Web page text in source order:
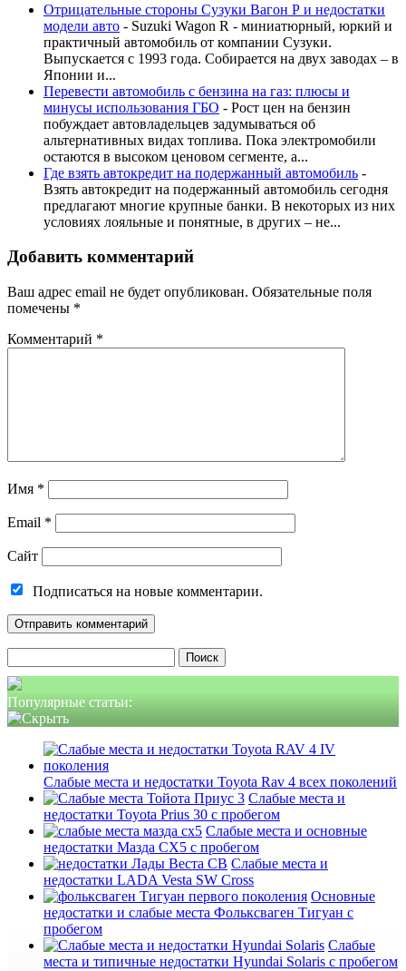
Отрицательные стороны Сузуки Вагон Р и недостатки
модели авто - Suzuki Wagon R - миниатюрный, юркий и
практичный автомобиль от компании Сузуки.
Выпускается с 1993 года. Собирается на двух заводах – в
Японии и...
Перевести автомобиль с бензина на газ: плюсы и
минусы использования ГБО - Рост цен на бензин
побуждает автовладельцев задумываться об
альтернативных видах топлива. Пока электромобили
остаются в высоком ценовом сегменте, а...
Где взять автокредит на подержанный автомобиль -
Взять автокредит на подержанный автомобиль сегодня
предлагают многие крупные банки. В некоторых из них
условиях лояльные и понятные, в других – не...
Добавить комментарий
Ваш адрес email не будет опубликован. Обязательные поля
помечены *
Комментарий *
Имя *
Email *
Сайт
Подписаться на новые комментарии.
Популярные статьи:
Слабые места и недостатки Toyota Rav 4 всех поколений
Слабые места и
недостатки Toyota Prius 30 с пробегом
Слабые места и основные
недостатки Мазда СХ5 с пробегом
Слабые места и
недостатки LADA Vesta SW Cross
Основные
недостатки и слабые места Фольксваген Тигуан с
пробегом
Слабые
места и типичные недостатки Hyundai Solaris с пробегом